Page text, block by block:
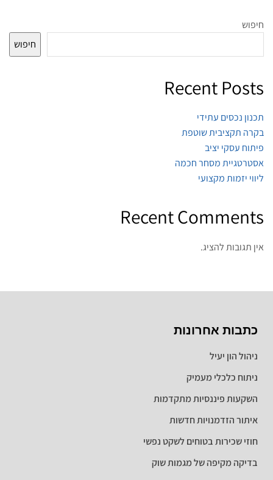
חיפוש
חיפוש
Recent Posts
תכנון נכסים עתידי
בקרה תקציבית שוטפת
פיתוח עסקי יציב
אסטרטגיית מסחר חכמה
ליווי יזמות מקצועי
Recent Comments
אין תגובות להציג.
כתבות אחרונות
ניהול הון יעיל
ניתוח כלכלי מעמיק
השקעות פיננסיות מתקדמות
איתור הזדמנויות חדשות
חוזי שכירות בטוחים לשקט נפשי
בדיקה מקיפה של מגמות שוק